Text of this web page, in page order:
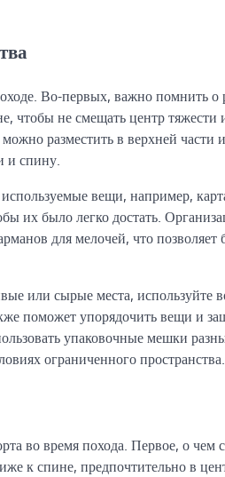
Во-первых, важно помнить о
чтобы не смещать центр тяжести
разместить в верхней части
и спину.
вещи, например,
их было легко достать.
для мелочей, что позволяет
или сырые места, используйте
поможет упорядочить вещи и
упаковочные мешки
ограниченного пространства.
во время похода. Первое, о чем
к спине, предпочтительно в